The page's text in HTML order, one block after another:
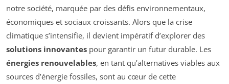
notre société, marquée par des défis environnementaux,
économiques et sociaux croissants. Alors que la crise
climatique s’intensifie, il devient impératif d’explorer des
solutions innovantes pour garantir un futur durable. Les
énergies renouvelables, en tant qu’alternatives viables aux
sources d’énergie fossiles, sont au cœur de cette